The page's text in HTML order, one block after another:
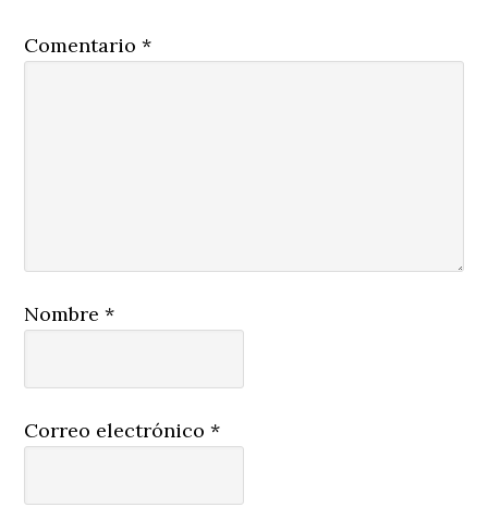
Comentario*
Nombre*
Correo electrónico*